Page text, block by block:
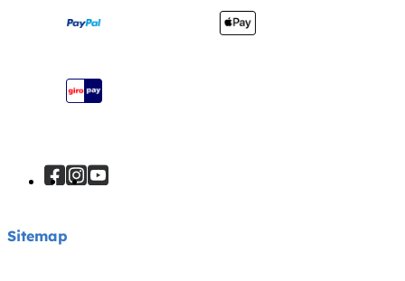
Garantie
Sitemap
Je product registreren
Sitemap